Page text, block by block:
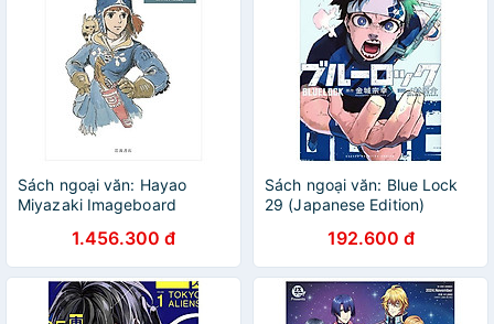
Sách ngoại văn: Hayao
Miyazaki Imageboard
Of The Valley Of The Wind
(Japanese Edition)
1.456.300 đ
Sách ngoại văn: Blue Lock
29 (Japanese Edition)
192.600 đ